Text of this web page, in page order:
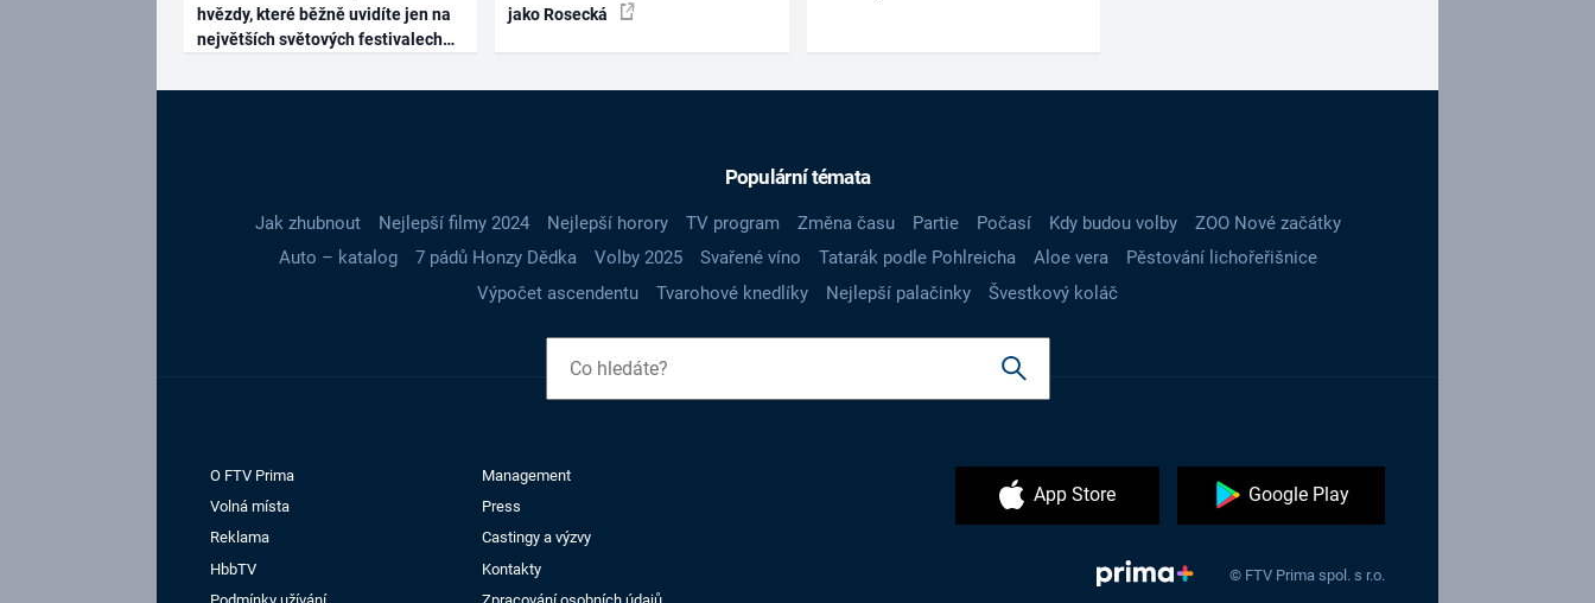
hvězdy, které běžně uvidíte jen na
největších světových festivalech
jako Rosecká
Populární témata
Jak zhubnout Nejlepší filmy 2024 Nejlepší horory TV program Změna času Partie Počasí Kdy budou volby
ZOO Nové začátky
Auto – katalog
7 pádů Honzy Dědka Volby 2025 Svařené víno Tatarák podle Pohlreicha Aloe vera
Pěstování lichořeřišnice
Výpočet ascendentu
Tvarohové knedlíky Nejlepší palačinky Švestkový koláč
O FTV Prima
Management
Volná místa
Press
Reklama
Castingy a výzvy
HbbTV
Kontakty
App Store Google Play
© FTV Prima spol. s r.o.